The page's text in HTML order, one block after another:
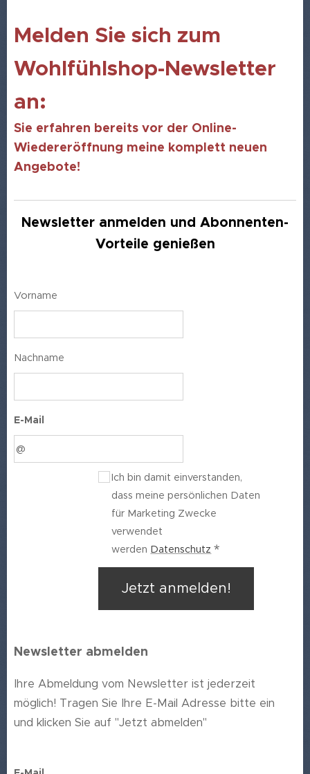
Melden Sie sich zum
Wohlfühlshop-Newsletter
an:
Sie erfahren bereits vor der Online-
Wiedereröffnung meine komplett neuen
Angebote!
Newsletter anmelden und Abonnenten-
Vorteile genießen
Vorname
Nachname
E-Mail
Ich bin damit einverstanden,
dass meine persönlichen Daten
für Marketing Zwecke
verwendet
werden Datenschutz
Jetzt anmelden!
Newsletter abmelden
Ihre Abmeldung vom Newsletter ist jederzeit
möglich! Tragen Sie Ihre E-Mail Adresse bitte ein
und klicken Sie auf "Jetzt abmelden"